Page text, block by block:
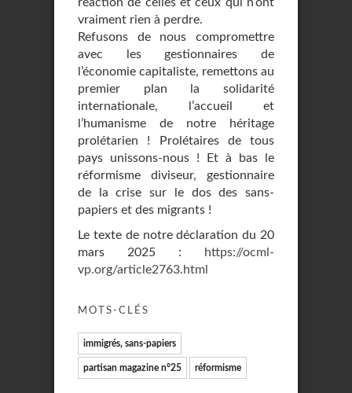
vraiment rien à perdre.
Refusons de nous compromettre
avec les gestionnaires de
l’économie capitaliste, remettons au
premier plan la solidarité
internationale, l’accueil et
l’humanisme de notre héritage
prolétarien ! Prolétaires de tous
pays unissons-nous ! Et à bas le
réformisme diviseur, gestionnaire
de la crise sur le dos des sans-
papiers et des migrants !
Le texte de notre déclaration du 20
mars 2025 :
https://ocml-
vp.org/article2763.html
MOTS-CLÉS
immigrés, sans-papiers
partisan magazine n°25 réformisme